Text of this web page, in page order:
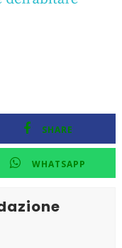
SHARE
WHATSAPP